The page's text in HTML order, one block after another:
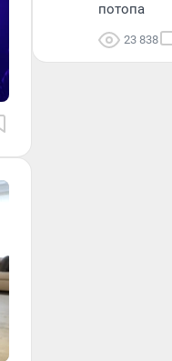
потопа
23 838